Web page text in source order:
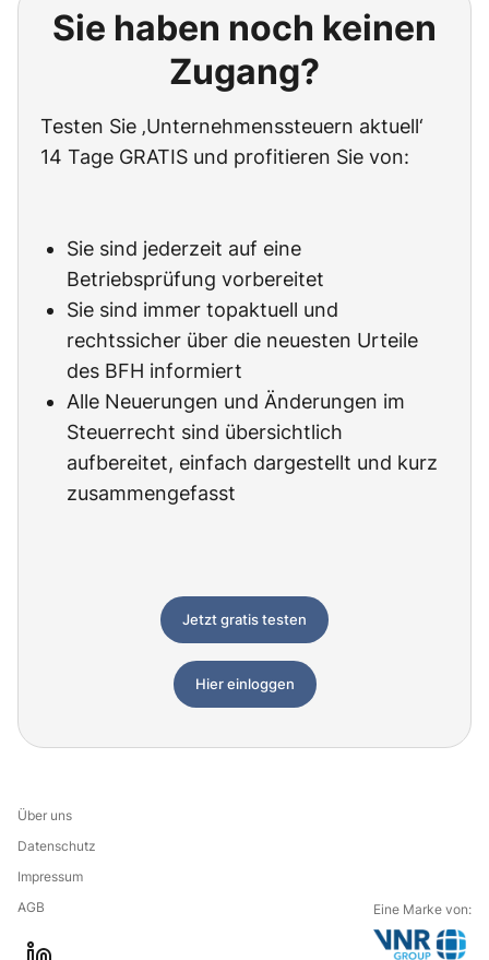
Sie haben noch keinen
Zugang?
Testen Sie ‚Unternehmenssteuern aktuell‘
14 Tage GRATIS und profitieren Sie von:
Sie sind jederzeit auf eine
Betriebsprüfung vorbereitet
Sie sind immer topaktuell und
rechtssicher über die neuesten Urteile
des BFH informiert
Alle Neuerungen und Änderungen im
Steuerrecht sind übersichtlich
aufbereitet, einfach dargestellt und kurz
zusammengefasst
Jetzt gratis testen
Hier einloggen
Über uns
Datenschutz
Impressum
AGB
Eine Marke von: